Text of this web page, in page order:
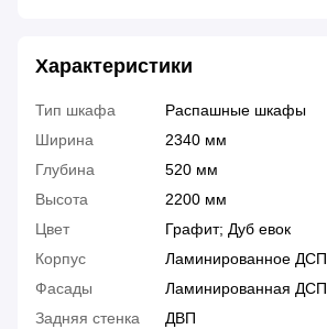
Характеристики
Тип шкафа
Распашные шкафы
Ширина
2340 мм
Глубина
520 мм
Высота
2200 мм
Цвет
Графит; Дуб евок
Корпус
Ламинированное ДСП
Фасады
Ламинированная ДСП
Задняя стенка
ДВП